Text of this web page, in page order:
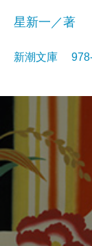
星新一／著
新潮文庫